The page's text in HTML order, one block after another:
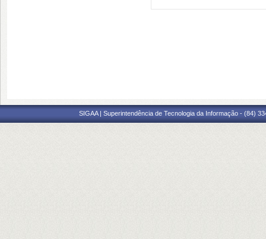
SIGAA | Superintendência de Tecnologia da Informação - (84)